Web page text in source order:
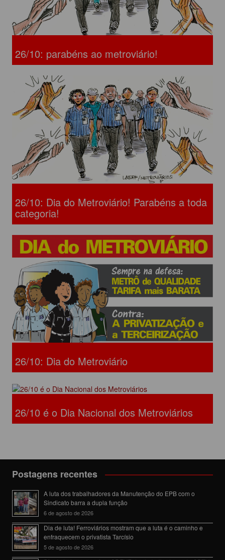
26/10: parabéns ao metroviário!
26/10: Dia do Metroviário! Parabéns a toda
categoria!
26/10: Dia do Metroviário
26/10 é o Dia Nacional dos Metroviários
Postagens recentes
A luta dos trabalhadores da Manutenção do EPB com o
Sindicato barra a dupla função
6 de agosto de 2026
Dia de luta! Ferroviários mostram que a luta é o caminho e
enfraquecem o privatista Tarcísio
5 de agosto de 2026